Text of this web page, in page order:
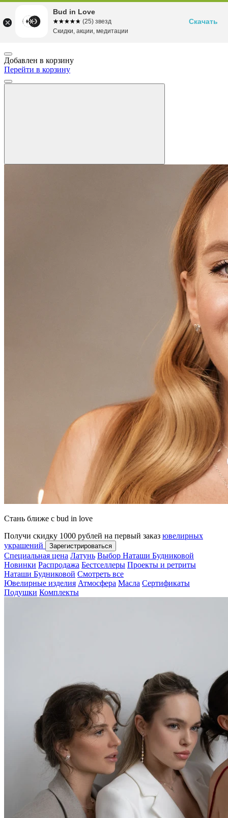
Добавлен в корзину
Перейти в корзину
Стань ближе с bud in love
Получи скидку 1000 рублей на первый заказ ювелирных
украшений
Зарегистрироваться
Специальная цена Латунь Выбор Наташи Будниковой
Новинки Распродажа Бестселлеры Проекты и ретриты
Наташи Будниковой Смотреть все
Ювелирные изделия Атмосфера Масла Сертификаты
Подушки Комплекты
Bud in Love
☆☆☆☆☆
★★★★★ (25) звезд
Скидки, акции, медитации
Скачать